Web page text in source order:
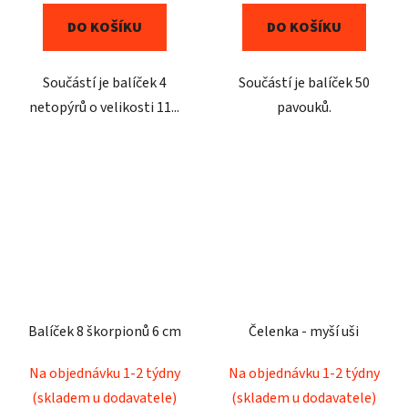
DO KOŠÍKU
Součástí je balíček 4
netopýrů o velikosti 11...
DO KOŠÍKU
Součástí je balíček 50
pavouků.
Balíček 8 škorpionů 6 cm
Na objednávku 1-2 týdny
(skladem u dodavatele)
Čelenka - myší uši
Na objednávku 1-2 týdny
(skladem u dodavatele)